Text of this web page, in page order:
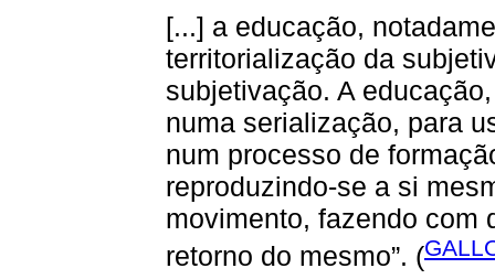
[...] a educação,
territorialização da
subjetivação. A
numa serialização, para
num processo de
reproduzindo-se a si
movimento, fazendo com
retorno do mesmo”. (